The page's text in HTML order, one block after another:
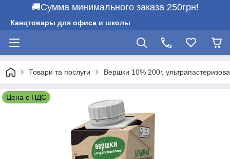
🚚Сумма минимального заказа 250грн!
Канцтовары для офиса и школы
Товари та послуги Вершки 10% 200г,
Цена с НДС